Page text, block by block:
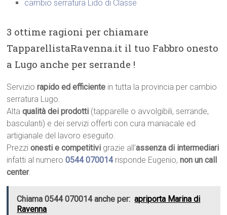
cambio serratura Lido di Classe
3 ottime ragioni per chiamare
TapparellistaRavenna.it il tuo Fabbro onesto
a Lugo anche per serrande !
Serviziorapido ed efficiente in tutta la provincia per cambio
serratura Lugo.
Altaqualità dei prodotti (tapparelle o avvolgibili, serrande,
basculanti) e dei servizi offerti con cura maniacale ed
artigianale del lavoro eseguito.
Prezzionesti e competitivi grazie all’assenza di intermediari
infatti al numero0544 070014 risponde Eugenio,non un call
center.
Chiama 0544 070014 anche per: apriporta Marina di
Ravenna